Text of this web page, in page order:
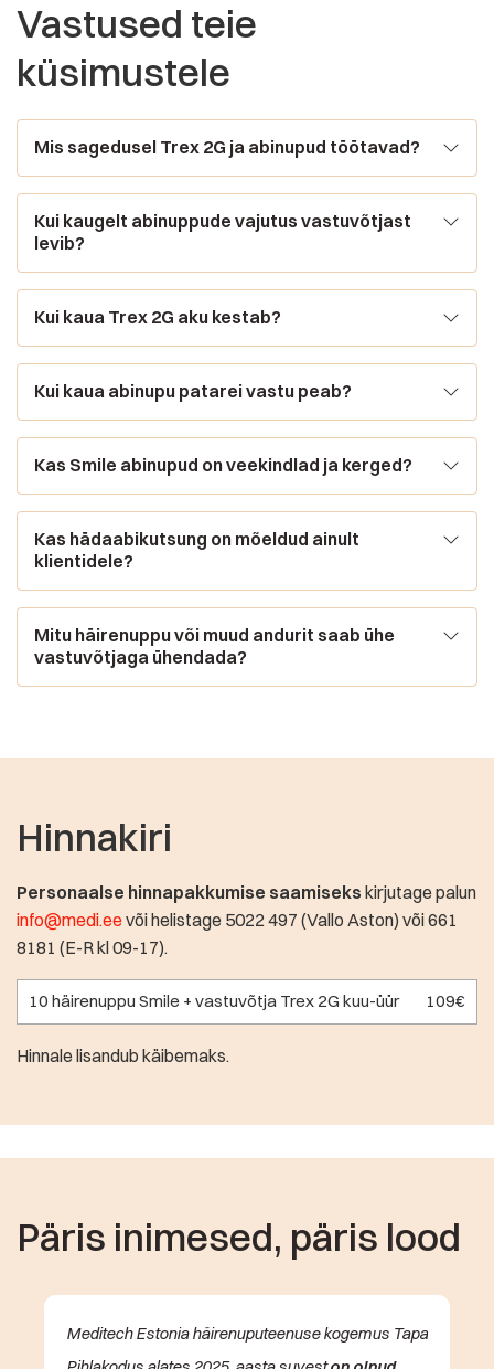
Vastused teie
küsimustele
Mis sagedusel Trex 2G ja abinupud töötavad?
Kui kaugelt abinuppude vajutus vastuvõtjast
levib?
Kui kaua Trex 2G aku kestab?
Kui kaua abinupu patarei vastu peab?
Kas Smile abinupud on veekindlad ja kerged?
Kas hädaabikutsung on mõeldud ainult
klientidele?
Mitu häirenuppu või muud andurit saab ühe
vastuvõtjaga ühendada?
Hinnakiri
Personaalse hinnapakkumise saamiseks kirjutage palun
info@medi.eevõi helistage 5022 497 (Vallo Aston) või 661
8181 (E-R kl 09-17).
10 häirenuppu Smile + vastuvõtja Trex 2G kuu-üür 109€
Hinnale lisandub käibemaks.
Päris inimesed, päris lood
Meditech Estonia häirenuputeenuse kogemus Tapa